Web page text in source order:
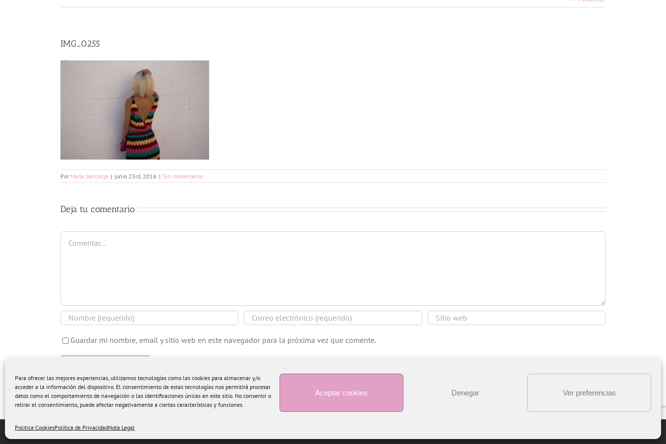
Para ofrecer las mejores experiencias, utilizamos tecnologías como las cookies para almacenar y/o
acceder a la información del dispositivo. El consentimiento de estas tecnologías nos permitirá procesar
datos como el comportamiento de navegación o las identificaciones únicas en este sitio. No consentir o
retirar el consentimiento, puede afectar negativamente a ciertas características y funciones.
Aceptar cookies Denegar Ver preferencias
Politica CookiesPolítica de PrivacidadNota Legal
IMG_0255
Por Maria Santonja | junio 23rd, 2016 | Sin comentarios
Deja tu comentario
Comentar
Guardar mi nombre, email y sitio web en este navegador para la próxima vez que comente.